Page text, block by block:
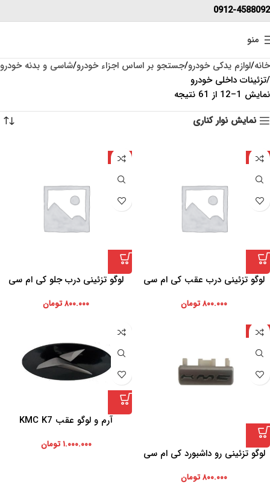
0912-4588092
منو
خانه لوازم یدکی خودرو جستجو بر اساس اجزاء خودرو شاسی و بدنه خودرو
تزئینات داخلی خودرو
نمایش 1–12 از 61 نتیجه
نمایش نوار کناری
ایران
لوگو تزئینی درب عقب کی ام سی
۸۰۰.۰۰۰تومان
ایران
لوگو تزئینی درب جلو کی ام سی
۸۰۰.۰۰۰تومان
ایران
لوگو تزئینی رو داشبورد کی ام سی
۸۰۰.۰۰۰تومان
آرم و لوگو عقب KMC K7
۱.۰۰۰.۰۰۰ تومان